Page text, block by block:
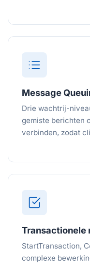
Message
Drie wachtrij-
gemiste berichten
verbinden, zodat
Transactionele
StartTransaction,
complexe